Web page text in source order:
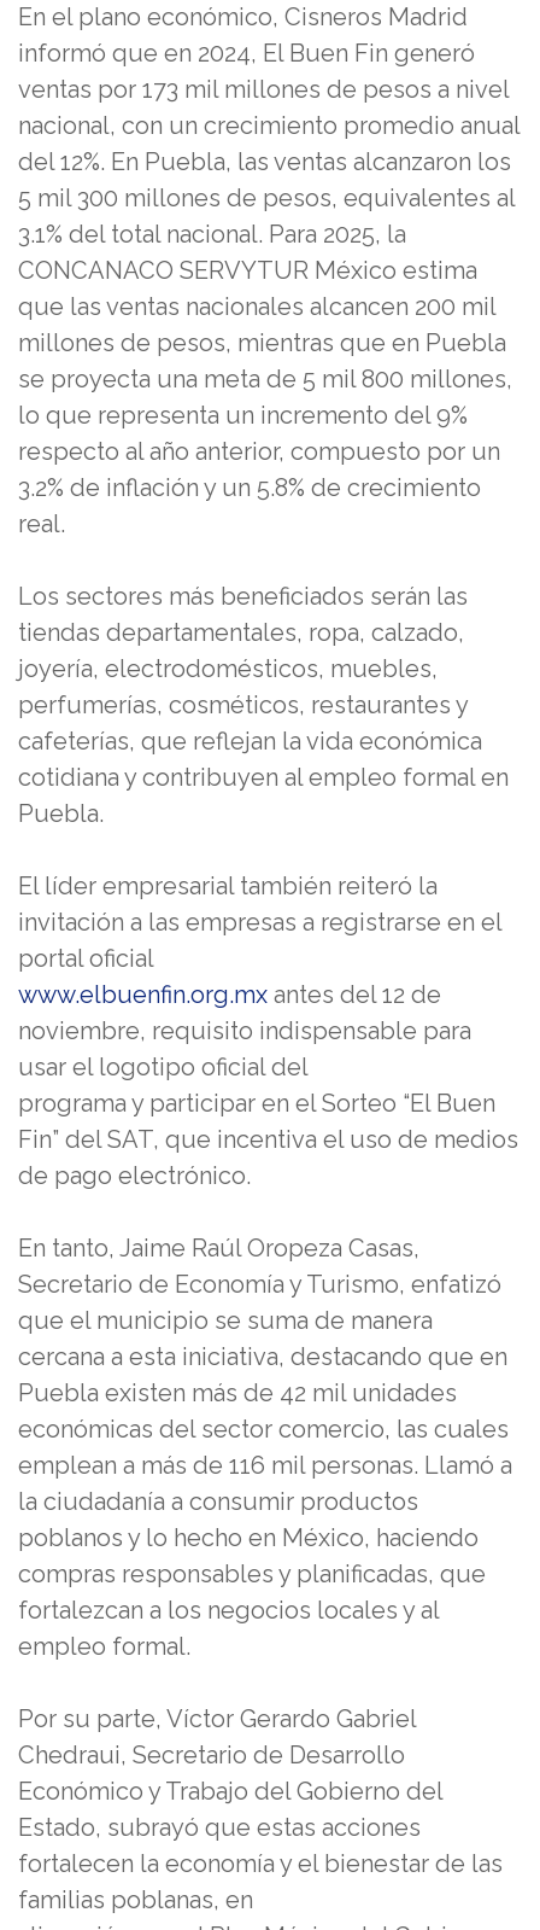
En el plano económico, Cisneros Madrid
informó que en 2024, El Buen Fin generó
ventas por 173 mil millones de pesos a nivel
nacional, con un crecimiento promedio anual
del 12%. En Puebla, las ventas alcanzaron los
5 mil 300 millones de pesos, equivalentes al
3.1% del total nacional. Para 2025, la
CONCANACO SERVYTUR México estima
que las ventas nacionales alcancen 200 mil
millones de pesos, mientras que en Puebla
se proyecta una meta de 5 mil 800 millones,
lo que representa un incremento del 9%
respecto al año anterior, compuesto por un
3.2% de inflación y un 5.8% de crecimiento
real.
Los sectores más beneficiados serán las
tiendas departamentales, ropa, calzado,
joyería, electrodomésticos, muebles,
perfumerías, cosméticos, restaurantes y
cafeterías, que reflejan la vida económica
cotidiana y contribuyen al empleo formal en
Puebla.
El líder empresarial también reiteró la
invitación a las empresas a registrarse en el
portal oficial
www.elbuenfin.org.mx antes del 12 de
noviembre, requisito indispensable para
usar el logotipo oficial del
programa y participar en el Sorteo “El Buen
Fin” del SAT, que incentiva el uso de medios
de pago electrónico.
En tanto, Jaime Raúl Oropeza Casas,
Secretario de Economía y Turismo, enfatizó
que el municipio se suma de manera
cercana a esta iniciativa, destacando que en
Puebla existen más de 42 mil unidades
económicas del sector comercio, las cuales
emplean a más de 116 mil personas. Llamó a
la ciudadanía a consumir productos
poblanos y lo hecho en México, haciendo
compras responsables y planificadas, que
fortalezcan a los negocios locales y al
empleo formal.
Por su parte, Víctor Gerardo Gabriel
Chedraui, Secretario de Desarrollo
Económico y Trabajo del Gobierno del
Estado, subrayó que estas acciones
fortalecen la economía y el bienestar de las
familias poblanas, en